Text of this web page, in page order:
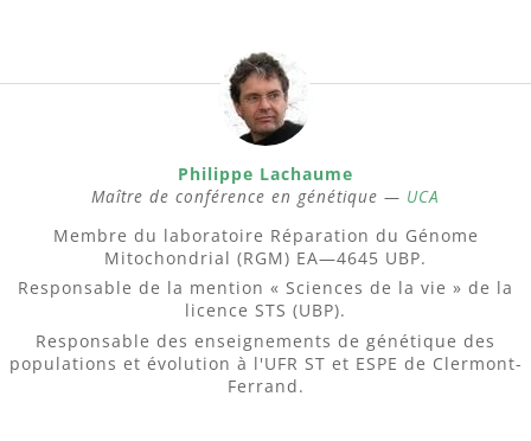
Philippe Lachaume
Maître de conférence en génétique — UCA
Membre du laboratoire Réparation du Génome
Mitochondrial (RGM) EA—4645 UBP.
Responsable de la mention « Sciences de la vie » de la
licence STS (UBP).
Responsable des enseignements de génétique des
populations et évolution à l'UFR ST et ESPE de Clermont-
Ferrand.